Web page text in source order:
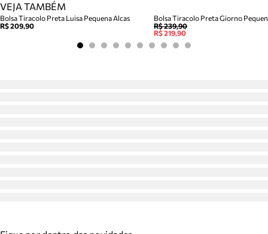
VEJA TAMBÉM
Bolsa Tiracolo Preta Luisa Pequena Alcas
R$ 209,90
Bolsa Tiracolo Preta Giorno
R$ 239,90
R$ 219,90